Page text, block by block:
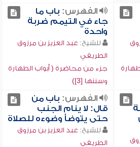
الفهرس: باب ما
جاء في التيمم ضربة
واحدة
للشيخ: عبد العزيز بن مرزوق
الطريفي
جزء من محاضرة ( أبواب الطهارة
وسننها [3])
الفهرس: باب من
قال: لا ينام الجنب
حتى يتوضأ وضوءه للصلاة
للشيخ: عبد العزيز بن مرزوق
الطريفي